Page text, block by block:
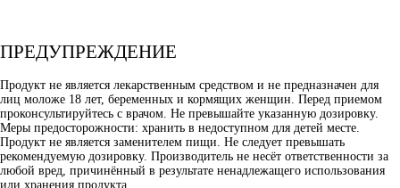
ПРЕДУПРЕЖДЕНИЕ
Продукт не является лекарственным средством и не предназначен для
лиц моложе 18 лет, беременных и кормящих женщин. Перед приемом
проконсультируйтесь с врачом. Не превышайте указанную дозировку.
Меры предосторожности: хранить в недоступном для детей месте.
Продукт не является заменителем пищи. Не следует превышать
рекомендуемую дозировку. Производитель не несёт ответственности за
любой вред, причинённый в результате ненадлежащего использования
или хранения продукта.